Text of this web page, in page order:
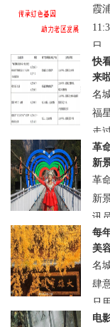
· 霞
08
霞
日
在
大
· 霞
06
快
来
名
福
走
春
· 霞
01-
革
新
革
新
讯
距
10
经
· 建
02-
每
美
名
肆
只
暖
电